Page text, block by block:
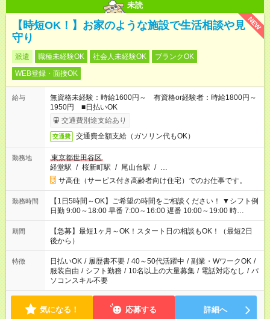
未読
NEW
【時短OK！】お家のような施設で生活相談や見
守り
派遣 職種未経験OK 社会人未経験OK
ブランクOK
WEB登録・面接OK
給与
無資格未経験：時給1600円～ 有資格or経験者：時給1800円～
1950円 ■日払いOK
交通費別途支給あり
交通費 交通費全額支給（ガソリン代もOK）
勤務地
東京都世田谷区
経堂駅 / 桜新町駅 / 尾山台駅 / …
サ高住（サービス付き高齢者向け住宅）でのお仕事です。
勤務時間
【1日5時間～OK】ご希望の時間をご相談ください！ ▼シフト例
日勤 9:00～18:00 早番 7:00～16:00 遅番 10:00～19:00 時
短 10:00～15:00 上記はあくまで一例です。 「夕方までには帰宅
しておきたい」 「朝はゆっくりのスタートがいい」 「お昼の時
間を有効に使いたい」 など、ご希望があれば教えてください
ね。
期間
【急募】最短1ヶ月～OK！スタート日の相談もOK！（最短2日
後から）
特徴 日払いOK / 履歴書不要 / 40～50代活躍中 / 副業・WワークOK /
服装自由 / シフト勤務 / 10名以上の大量募集 / 電話対応なし / パ
ソコンスキル不要
気になる！ 応募する 詳細へ